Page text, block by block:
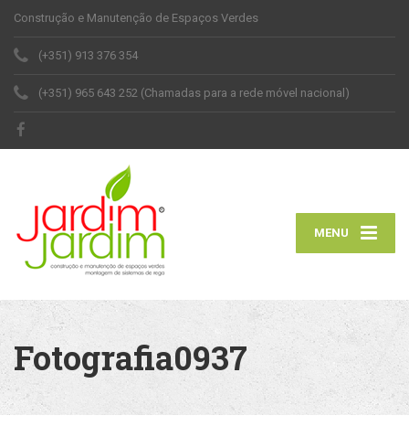
Construção e Manutenção de Espaços Verdes
(+351) 913 376 354
(+351) 965 643 252 (Chamadas para a rede móvel nacional)
MENU
Fotografia0937